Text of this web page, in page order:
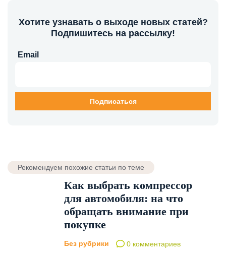
Хотите узнавать о выходе новых статей?
Подпишитесь на рассылку!
Email
Рекомендуем похожие статьи по теме
Как выбрать компрессор
для автомобиля: на что
обращать внимание при
покупке
Без рубрики 0 комментариев